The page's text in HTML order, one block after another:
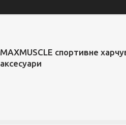
MAXMUSCLE спортивне
аксесуари